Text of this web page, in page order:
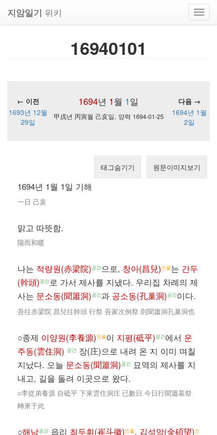
지암일기 위키
16940101
1694년 1월 1일
← 이전
다음 →
1693년 12월
29일
甲戌년 丙寅월 己亥일, 양력 1694-01-25
1694년 1월
2일
태그숨기기 원문이미지보기
1694년 1월 1일 기해
一日 己亥
맑고 따뜻함.
陽而和暖
나는 적량원(赤梁院)공간으로, 창아(昌兒)인물는 간두
(幹頭)공간로 가서 제사를 지냈다. 우리집 차례의 제
사는 문소동(聞簫洞)공간과 공소동(孔巢洞)공간이다.
吾往赤梁院 昌兒往幹頭 行祭 吾家次例祭 則聞簫洞孔巢洞也
○종제 이양원(李養源)인물이 지평(砥平)공간에서 운
주동(雲住洞) 공간 장(庄)으로 내려 온 지 이미 며칠
지났다. 오늘 문소동(聞簫洞)공간 묘역의 제사를 지
내고, 길을 돌려 이곳으로 왔다.
○李從弟養源 自砥平 下來雲住洞庄 已數日 今日行聞簫墓祭
轉來于此
○해남공간 읍리 최두휘(崔斗徽)인물, 김석망(金碩望)인